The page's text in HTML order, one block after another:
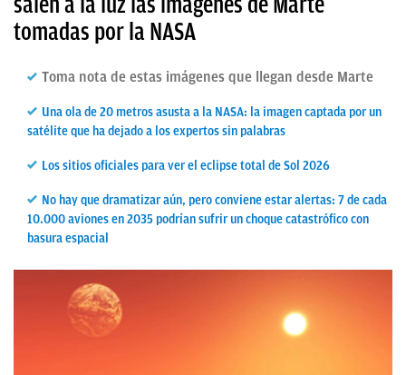
tomadas por la NASA
Toma nota de estas imágenes que llegan desde Marte
Una ola de 20 metros asusta a la NASA: la imagen captada por un
satélite que ha dejado a los expertos sin palabras
Los sitios oficiales para ver el eclipse total de Sol 2026
No hay que dramatizar aún, pero conviene estar alertas: 7 de cada
10.000 aviones en 2035 podrían sufrir un choque catastrófico con
basura espacial